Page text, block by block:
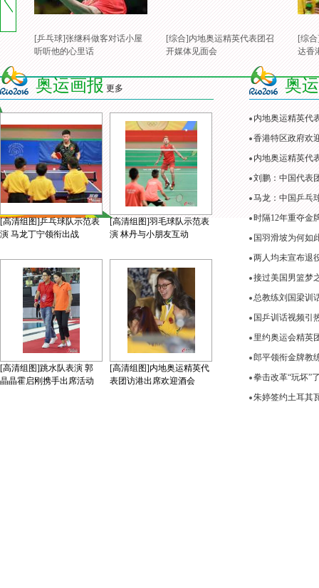
[乒乓球]张继科做客对话小屋
听听他的心里话
[综合]内地奥运精英代表团召
开媒体见面会
[综
达香
奥运画报 更多
[高清组图]乒乓球队示范表
演 马龙丁宁领衔出战
[高清组图]羽毛球队示范表
演 林丹与小朋友互动
[高清组图]跳水队表演 郭
晶晶霍启刚携手出席活动
[高清组图]内地奥运精英代
表团访港出席欢迎酒会
奥
内地奥运精英代
香港特区政府欢
内地奥运精英代
刘鹏：中国代表
马龙：中国乒乓
时隔12年重夺金
国羽滑坡为何如
两人均未宣布退
接过美国男篮梦
总教练刘国梁训
国乒训话视频引
里约奥运会精英
郎平领衔金牌教
拳击改革“玩坏”
朱婷签约土耳其